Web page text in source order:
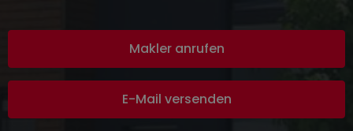
Makler anrufen
E-Mail versenden